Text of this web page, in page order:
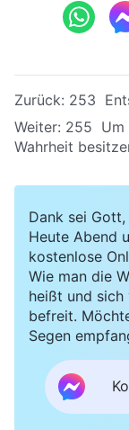
Zurück: 253
Weiter: 255 Um
Wahrheit
Dank sei
Heute Abend
kostenlose
Wie man die
heißt und sich
befreit.
Segen